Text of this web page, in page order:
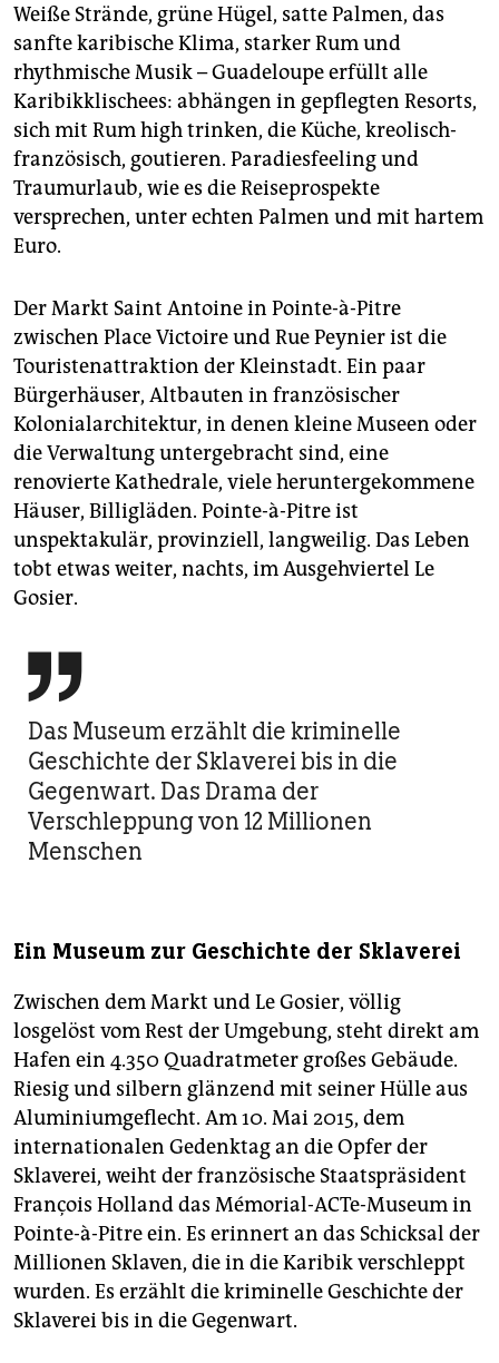
Kreolisch:Die meisten Einheimischen verständigen
sich in der Mischsprache Kreol, die offizielle
Amtssprache ist Französisch, die Währung der Euro.
Da Guadeloupe zur Europäischen Union gehört,
benötigt man zur Einreise weder Reisepass noch
Visum, sondern lediglich einen Personalausweis.
Memorial ACTe:Öffnungszeitung und Informationen
zum Museum unter:memorial-acte.fr
Aussicht auf die Karibik.www.tendacayou.com.
Weitere Infos:Fremdenverkehrsbüro von
Guadeloupe in Deutschland, Postfach 140212, 70072
Stuttgart, Telefon: 0049 (0)711 – 50 53 511;
www.guadeloupe-inseln.com; fva.guadeloupe@t-
online.de
Diese Reise wurde unterstützt von Guadeloupe-
Tourismus.
Weiße Strände, grüne Hügel, satte Palmen, das
sanfte karibische Klima, starker Rum und
rhythmische Musik – Guadeloupe erfüllt alle
Karibikklischees: abhängen in gepflegten Resorts,
sich mit Rum high trinken, die Küche, kreolisch-
französisch, goutieren. Paradiesfeeling und
Traumurlaub, wie es die Reiseprospekte
versprechen, unter echten Palmen und mit hartem
Euro.
Der Markt Saint Antoine in Pointe-à-Pitre
zwischen Place Victoire und Rue Peynier ist die
Touristenattraktion der Kleinstadt. Ein paar
Bürgerhäuser, Altbauten in französischer
Kolonialarchitektur, in denen klei­ne Museen oder
die Verwaltung untergebracht sind, eine
renovierte Kathedrale, viele heruntergekommene
Häuser, Billigläden. Pointe-à-Pitre ist
unspektakulär, provinziell, langweilig. Das Leben
tobt etwas weiter, nachts, im Ausgehviertel Le
Gosier.

Das Museum erzählt die kriminelle
Geschichte der Sklaverei bis in die
Gegenwart. Das Drama der
Verschleppung von 12 Millionen
Menschen
Ein Museum zur Geschichte der Sklaverei
Zwischen dem Markt und Le Gosier, völlig
losgelöst vom Rest der Umgebung, steht direkt am
Hafen ein 4.350 Quadratmeter großes Gebäude.
Riesig und silbern glänzend mit seiner Hülle aus
Aluminiumgeflecht. Am 10. Mai 2015, dem
internationalen Gedenktag an die Opfer der
Sklaverei, weiht der französische Staatspräsident
François Holland das Mémorial-ACTe-Museum in
Pointe-à-Pitre ein. Es erinnert an das Schicksal der
Millionen Sklaven, die in die Karibik verschleppt
wurden. Es erzählt die kriminelle Geschichte der
Sklaverei bis in die Gegenwart.